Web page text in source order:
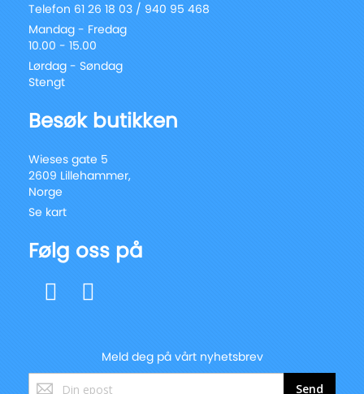
Telefon 61 26 18 03 / 940 95 468
Mandag - Fredag
10.00 - 15.00
Lørdag - Søndag
Stengt
Besøk butikken
Wieses gate 5
2609 Lillehammer,
Norge
Se kart
Følg oss på
Meld deg på vårt nyhetsbrev
Registrer
Send